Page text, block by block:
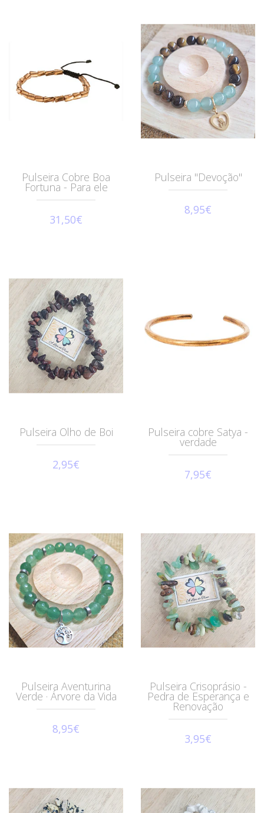
Pulseira Cobre Boa
Fortuna - Para ele
31,50€
Pulseira "Devoção"
8,95€
Pulseira Olho de Boi
2,95€
Pulseira cobre Satya -
verdade
7,95€
Pulseira Aventurina
Verde · Árvore da Vida
8,95€
Pulseira Crisoprásio -
Pedra de Esperança e
Renovação
3,95€